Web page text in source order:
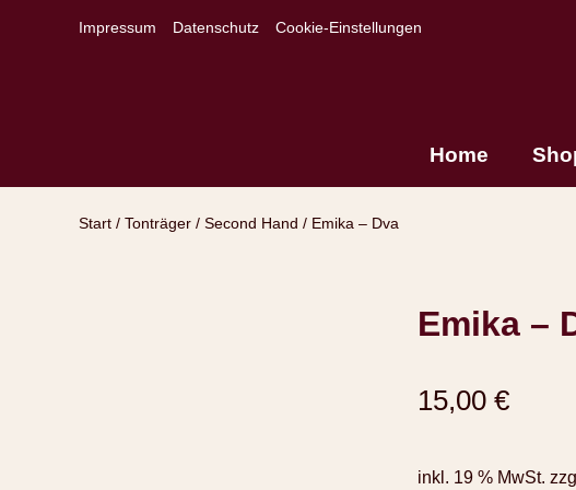
Home
Impressum Datenschutz
Cookie-Einstellungen
Start / Tonträger / Second Hand / Emika – Dva
Emika –
15,00 €
inkl. 19 % MwSt.